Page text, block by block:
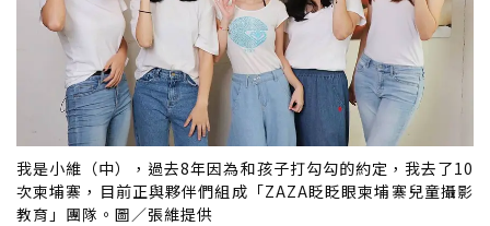
我是小維（中），過去8年因為和孩子打勾勾的約定，我去了10
次柬埔寨，目前正與夥伴們組成「ZAZA眨眨眼柬埔寨兒童攝影
教育」團隊。圖／張維提供